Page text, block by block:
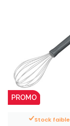
Stock faible
PROMO